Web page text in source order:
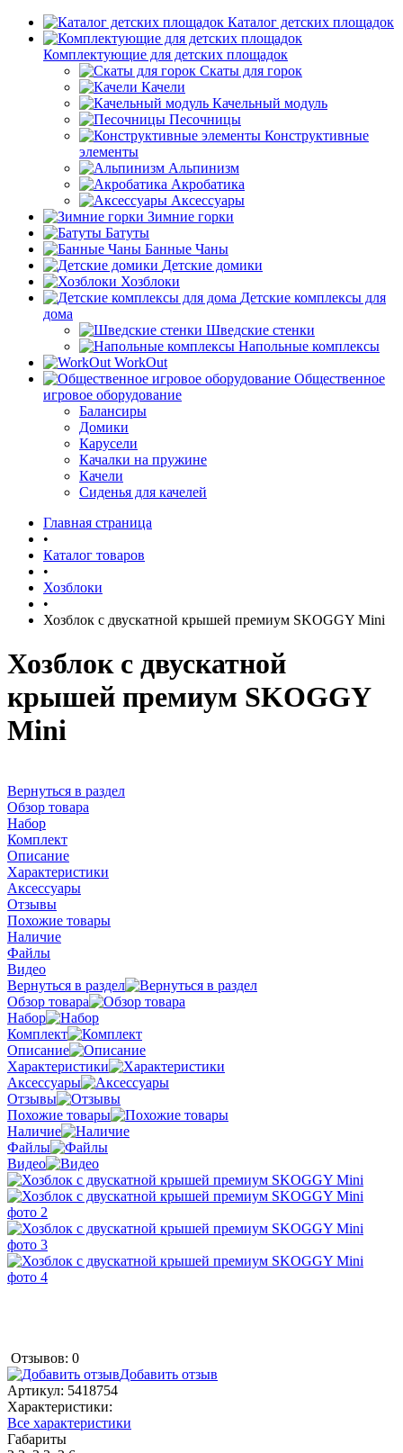
Каталог детских площадок
Комплектующие для детских площадок
Скаты для горок
Качели
Качельный модуль
Песочницы
Конструктивные
элементы
Альпинизм
Акробатика
Аксессуары
Зимние горки
Батуты
Банные Чаны
Детские домики
Хозблоки
Детские комплексы для
дома
Шведские стенки
Напольные комплексы
WorkOut
Общественное
игровое оборудование
Балансиры
Домики
Карусели
Качалки на пружине
Качели
Сиденья для качелей
Главная страница
•
Каталог товаров
•
Хозблоки
•
Хозблок с двускатной крышей премиум SKOGGY Mini
Хозблок с двускатной
крышей премиум SKOGGY
Mini
Вернуться в раздел
Обзор товара
Набор
Комплект
Описание
Характеристики
Аксессуары
Отзывы
Похожие товары
Наличие
Файлы
Видео
Вернуться в раздел
Обзор товара
Набор
Комплект
Описание
Характеристики
Аксессуары
Отзывы
Похожие товары
Наличие
Файлы
Видео
Отзывов: 0
Добавить отзыв
Артикул: 5418754
Характеристики:
Все характеристики
Габариты